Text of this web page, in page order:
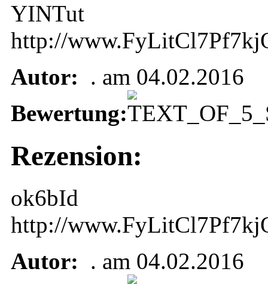
YINTut
http://
Autor: . am 04.02.2016
Bewertung:
Rezension:
ok6bId
http://
Autor: . am 04.02.2016